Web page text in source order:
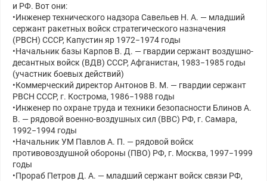
и РФ. Вот они:
•Инженер технического надзора Савельев Н. А. — младший
сержант ракетных войск стратегического назначения
(РВСН) СССР, Капустин яр 1972−1974 годы
•Начальник базы Карпов В. Д. — гвардии сержант воздушно-
десантных войск (ВДВ) СССР, Афганистан, 1983−1985 годы
(участник боевых действий)
•Коммерческий директор Антонов В. М. — гвардии сержант
РВСН СССР, г. Кострома, 1986−1988 годы
•Инженер по охране труда и техники безопасности Блинов А.
В. — рядовой военно-воздушных сил (ВВС) РФ, г. Самара,
1992−1994 годы
•Начальник УМ Павлов А. П. — рядовой войск
противовоздушной обороны (ПВО) РФ, г. Москва, 1997−1999
годы
•Прораб Петров Д. А. — младший сержант войск связи РФ,